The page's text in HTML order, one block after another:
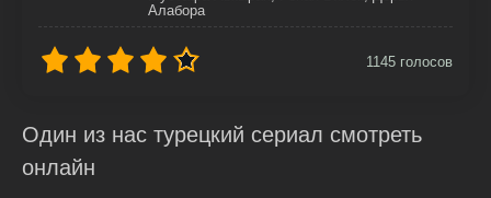
Алабора
1145 голосов
Один из нас турецкий сериал смотреть
онлайн